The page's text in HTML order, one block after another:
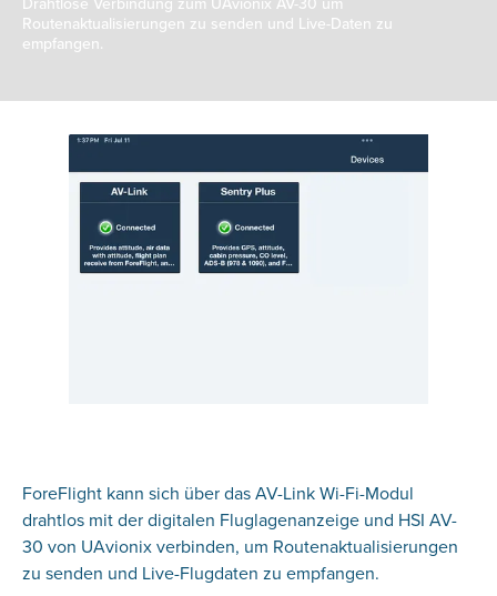
Routenaktualisierungen zu senden und Live-Daten zu
empfangen.
ForeFlight kann sich über das AV-Link Wi-Fi-Modul
drahtlos mit der digitalen Fluglagenanzeige und HSI AV-
30 von UAvionix verbinden, um Routenaktualisierungen
zu senden und Live-Flugdaten zu empfangen.